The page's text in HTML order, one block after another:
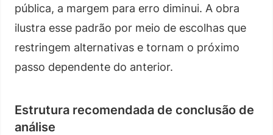
pública, a margem para erro diminui. A obra
ilustra esse padrão por meio de escolhas que
restringem alternativas e tornam o próximo
passo dependente do anterior.
Estrutura recomendada de conclusão de
análise